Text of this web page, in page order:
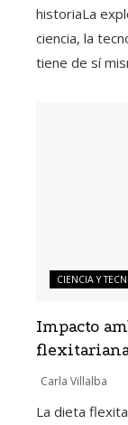
historiaLa
ciencia, la
tiene de sí
CIENCIA Y
Impacto
Carla Villalba
La dieta